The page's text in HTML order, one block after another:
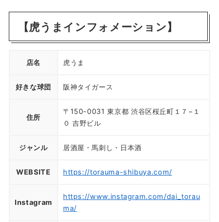
【虎うまインフォメーション】
店名 虎うま
好きな球団 阪神タイガース
住所
〒150-0031 東京都 渋谷区桜丘町１７−１
０ 吉野ビル
ジャンル 居酒屋・馬刺し・日本酒
WEBSITE https://torauma-shibuya.com/
Instagram
https://www.instagram.com/dai_torau
ma/